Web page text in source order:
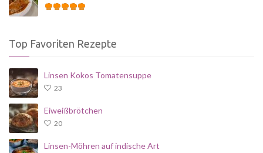
Top Favoriten Rezepte
Linsen Kokos Tomatensuppe
23
Eiweißbrötchen
20
Linsen-Möhren auf indische Art